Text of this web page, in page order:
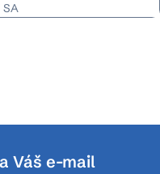
SA
Váš e-mail